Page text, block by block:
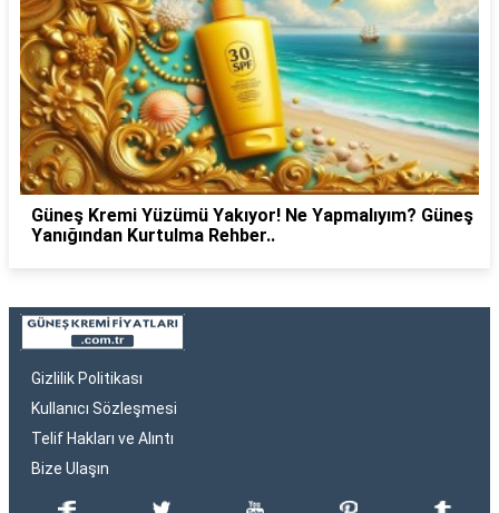
Güneş Kremi Yüzümü Yakıyor! Ne Yapmalıyım? Güneş
Yanığından Kurtulma Rehber..
Gizlilik Politikası
Kullanıcı Sözleşmesi
Telif Hakları ve Alıntı
Bize Ulaşın